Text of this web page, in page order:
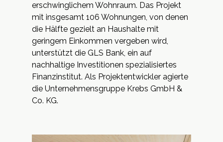
erschwinglichem Wohnraum. Das Projekt
mit insgesamt 106 Wohnungen, von denen
die Hälfte gezielt an Haushalte mit
geringem Einkommen vergeben wird,
unterstützt die GLS Bank, ein auf
nachhaltige Investitionen spezialisiertes
Finanzinstitut. Als Projektentwickler agierte
die Unternehmensgruppe Krebs GmbH &
Co. KG.